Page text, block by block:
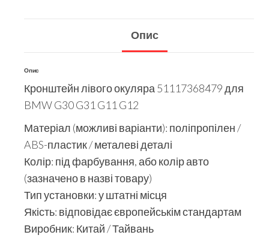
Опис
Опис
Кронштейн лівого окуляра 51117368479 для
BMW G30 G31 G11 G12
Матеріал (можливі варіанти): поліпропілен /
ABS-пластик / металеві деталі
Колір: під фарбування, або колір авто
(зазначено в назві товару)
Тип установки: у штатні місця
Якість: відповідає європейськім стандартам
Виробник: Китай / Тайвань